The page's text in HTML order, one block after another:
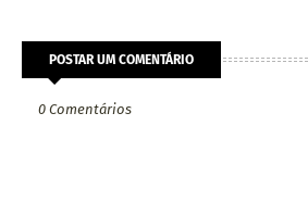
POSTAR UM COMENTÁRIO
0 Comentários